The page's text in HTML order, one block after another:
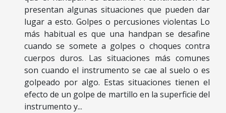
presentan algunas situaciones que pueden dar
lugar a esto. Golpes o percusiones violentas Lo
más habitual es que una handpan se desafine
cuando se somete a golpes o choques contra
cuerpos duros. Las situaciones más comunes
son cuando el instrumento se cae al suelo o es
golpeado por algo. Estas situaciones tienen el
efecto de un golpe de martillo en la superficie del
instrumento y...